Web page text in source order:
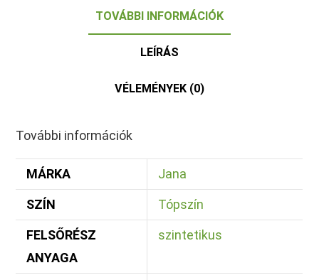
TOVÁBBI INFORMÁCIÓK
LEÍRÁS
VÉLEMÉNYEK (0)
További információk
MÁRKA Jana
SZÍN Tópszín
FELSŐRÉSZ
ANYAGA
szintetikus